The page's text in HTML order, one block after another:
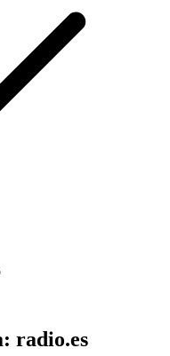
radio.es